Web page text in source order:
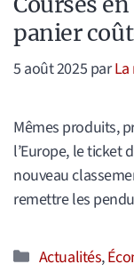
panier
5 août 2025 par
Mêmes produits,
l’Europe, le ticket
nouveau
remettre les
Catégories
Actualités,